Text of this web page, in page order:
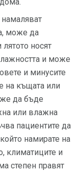
може да
носят
и може
и минусите
на къщата или
да бъде
или влажна
пациентите да
намирате на
климатиците и
степен правят